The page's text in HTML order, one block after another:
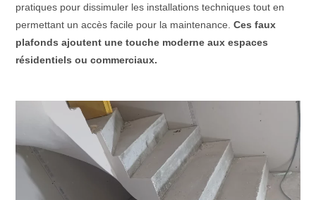
pratiques pour dissimuler les installations techniques tout en
permettant un accès facile pour la maintenance.Ces faux
plafonds ajoutent une touche moderne aux espaces
résidentiels ou commerciaux.